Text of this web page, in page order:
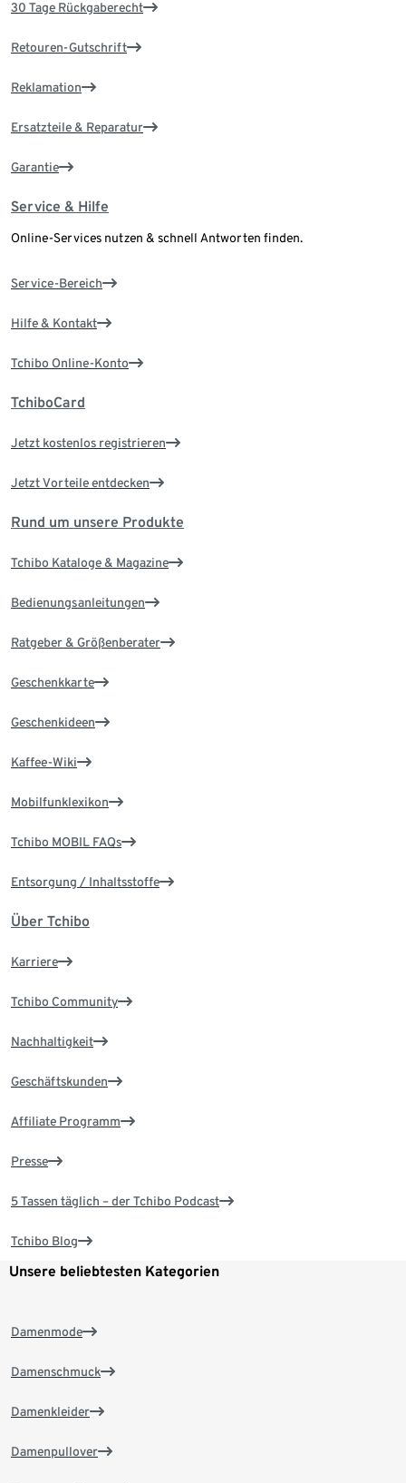
30 Tage Rückgaberecht
Retouren-Gutschrift
Reklamation
Ersatzteile & Reparatur
Garantie
Service & Hilfe
Online-Services nutzen & schnell Antworten finden.
Service-Bereich
Hilfe & Kontakt
Tchibo Online-Konto
TchiboCard
Jetzt kostenlos registrieren
Jetzt Vorteile entdecken
Rund um unsere Produkte
Tchibo Kataloge & Magazine
Bedienungsanleitungen
Ratgeber & Größenberater
Geschenkkarte
Geschenkideen
Kaffee-Wiki
Mobilfunklexikon
Tchibo MOBIL FAQs
Entsorgung / Inhaltsstoffe
Über Tchibo
Karriere
Tchibo Community
Nachhaltigkeit
Geschäftskunden
Affiliate Programm
Presse
5 Tassen täglich – der Tchibo Podcast
Tchibo Blog
Unsere beliebtesten Kategorien
Damenmode
Damenschmuck
Damenkleider
Damenpullover